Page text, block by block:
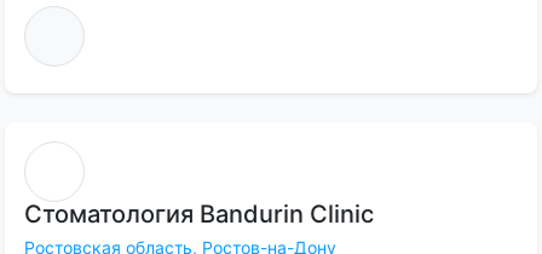
Стоматология Bandurin Clinic
Ростовская область, Ростов-на-Дону